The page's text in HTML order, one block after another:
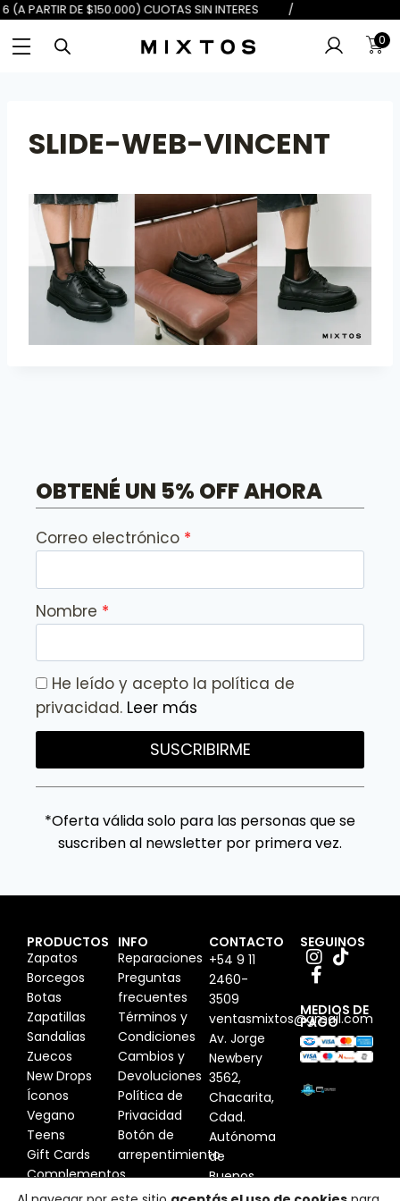
$100.000) 6 (A PARTIR DE
0
SLIDE-WEB-VINCENT
OBTENÉ UN 5% OFF AHORA
Correo electrónico
Nombre
He leído y acepto la política de
privacidad. Leer más
SUSCRIBIRME
*Oferta válida solo para las personas que se
suscriben al newsletter por primera vez.
PRODUCTOS
Zapatos
Borcegos
Botas
Zapatillas
Sandalias
Zuecos
New Drops
Íconos
Vegano
Teens
Gift Cards
Complementos
INFO
Reparaciones
Preguntas
frecuentes
Términos y
Condiciones
Cambios y
Devoluciones
Política de
Privacidad
Botón de
arrepentimiento
CONTACTO
+54 9 11
2460-
3509
ventasmixtos@gmail.com
Av. Jorge
Newbery
3562,
Chacarita,
Cdad.
Autónoma
de
Buenos
Aires,
SEGUINOS
MEDIOS DE
PAGO